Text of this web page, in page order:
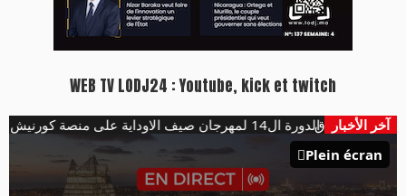
WEB TV LODJ24 : Youtube, kick et twitch
آخر الأخبار
هؤلاء يفتتحون الدورة ال14 لمهرجان صيف الاوداية على منصة كورنيش ابو رقراق
Plein écran